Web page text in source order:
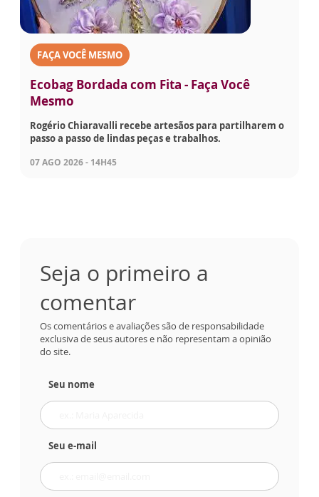
FAÇA VOCÊ MESMO
Ecobag Bordada com Fita - Faça Você
Mesmo
Rogério Chiaravalli recebe artesãos para partilharem o
passo a passo de lindas peças e trabalhos.
07 AGO 2026 - 14H45
Seja o primeiro a
comentar
Os comentários e avaliações são de responsabilidade
exclusiva de seus autores e não representam a opinião
do site.
Seu nome
Seu e-mail